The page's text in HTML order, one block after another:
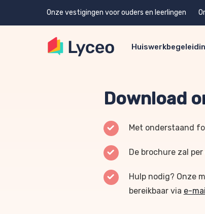
Onze vestigingen voor ouders en leerlingen
Download
Met onderstaand
De brochure zal
Hulp nodig? Onze
bereikbaar via e-